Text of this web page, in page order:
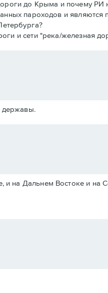
до Крыма и почему РИ
пароходов и являются
и сети "река/железная
державы.
и на Дальнем Востоке и на